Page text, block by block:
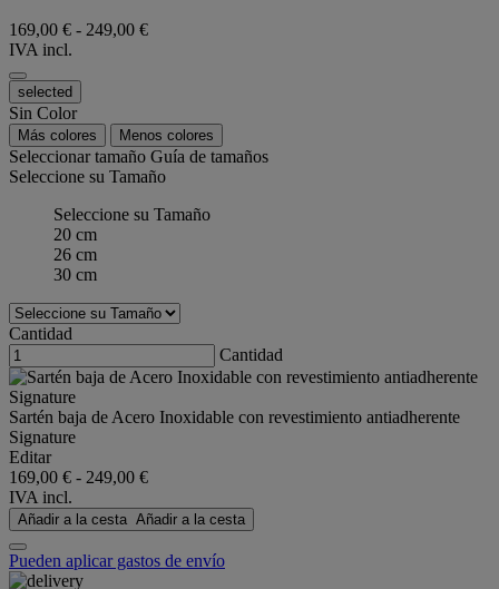
169,00 € - 249,00 €
IVA incl.
selected
Sin Color
Más colores Menos colores
Seleccionar tamaño Guía de tamaños
Seleccione su Tamaño
Seleccione su Tamaño
20 cm
26 cm
30 cm
Cantidad
Cantidad
Sartén baja de Acero Inoxidable con revestimiento antiadherente
Signature
Editar
169,00 € - 249,00 €
IVA incl.
Añadir a la cesta Añadir a la cesta
Pueden aplicar gastos de envío